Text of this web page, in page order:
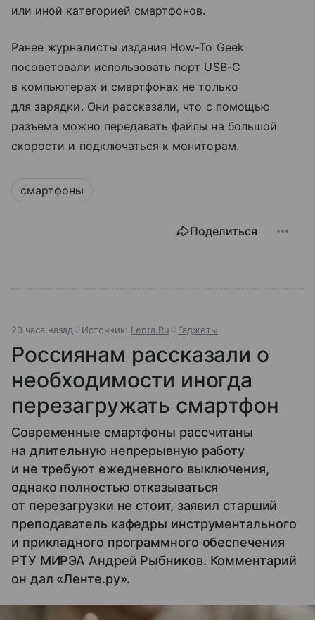
или иной категорией смартфонов.
Ранее журналисты издания How-To Geek
посоветовали использовать порт USB-C
в компьютерах и смартфонах не только
для зарядки. Они рассказали, что с помощью
разъема можно передавать файлы на большой
скорости и подключаться к мониторам.
смартфоны
Поделиться
23 часа назад Источник: Lenta.Ru Гаджеты
Россиянам рассказали о
необходимости иногда
перезагружать смартфон
Современные смартфоны рассчитаны
на длительную непрерывную работу
и не требуют ежедневного выключения,
однако полностью отказываться
от перезагрузки не стоит, заявил старший
преподаватель кафедры инструментального
и прикладного программного обеспечения
РТУ МИРЭА Андрей Рыбников. Комментарий
он дал «Ленте.ру».